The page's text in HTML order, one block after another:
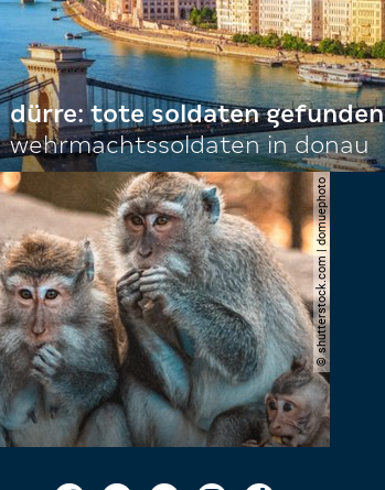
dürre: tote soldaten gefunden
wehrmachtssoldaten in donau
© shutterstock.com | domuephoto